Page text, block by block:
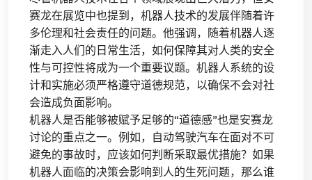
赛龙在展览中也提到，机器人技术的发展伴随着许
多伦理和社会责任的问题。他强调，随着机器人逐
渐走入人们的日常生活，如何保障其对人类的安全
性与可控性将成为一个重要议题。机器人系统的设
计和实施必须严格遵守道德规范，以确保不会对社
会造成负面影响。
机器人是否能够被赋予足够的“道德感”也是安赛龙
讨论的重点之一。例如，自动驾驶汽车在面对不可
避免的事故时，应该如何判断采取最优措施？如果
机器人面临的决策会影响到人的生死问题，那么谁